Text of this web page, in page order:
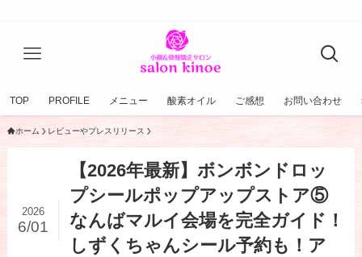
TOP PROFILE メニュー 酸素オイル ご感想 お問い合わせ
ホーム レビューやプレスリリース
【2026年最新】ボンボンドロッ
プシールポップアップストア⑤
なんばマルイ会場を完全ガイド！
しずくちゃんシール予約も！ア
2026
6/01